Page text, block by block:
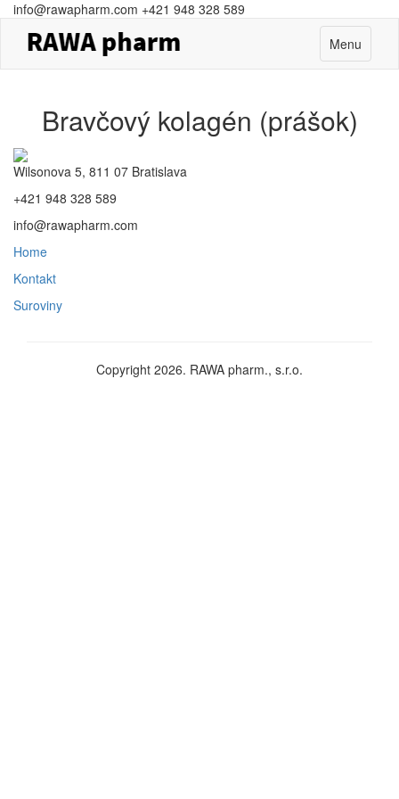
info@rawapharm.com +421 948 328 589
Toggle
navigation
Menu
Bravčový kolagén (prášok)
Wilsonova 5, 811 07 Bratislava
+421 948 328 589
info@rawapharm.com
Home
Kontakt
Suroviny
Copyright 2026. RAWA pharm., s.r.o.